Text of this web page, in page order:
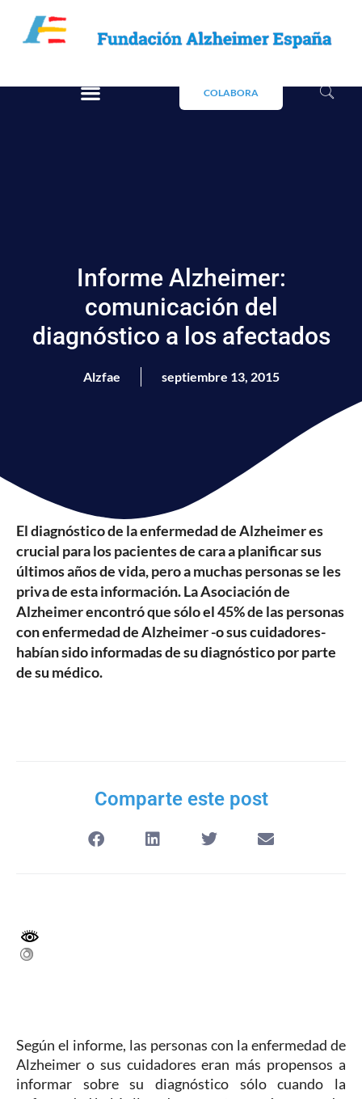
COLABORA
Informe Alzheimer:
comunicación del
diagnóstico a los afectados
Alzfae septiembre 13, 2015
El diagnóstico de la enfermedad de Alzheimer es
crucial para los pacientes de cara a planificar sus
últimos años de vida, pero a muchas personas se les
priva de esta información. La Asociación de
Alzheimer encontró que sólo el 45% de las personas
con enfermedad de Alzheimer -o sus cuidadores-
habían sido informadas de su diagnóstico por parte
de su médico.
Comparte este post
Según el informe, las personas con la enfermedad de
Alzheimer o sus cuidadores eran más propensos a
informar sobre su diagnóstico sólo cuando la